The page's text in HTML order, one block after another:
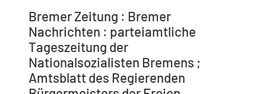
Bremer Zeitung : Bremer
Nachrichten : parteiamtliche
Tageszeitung der
Nationalsozialisten Bremens ;
Amtsblatt des Regierenden